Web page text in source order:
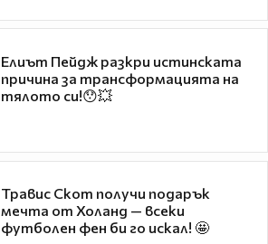
Елиът Пейдж разкри истинската
причина за трансформацията на
тялото си!😯💥
Травис Скот получи подарък
мечта от Холанд — всеки
футболен фен би го искал! 🤩